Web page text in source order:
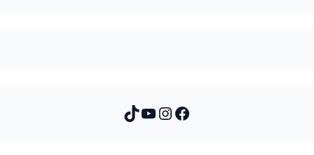
TikTok
Youtube
Instagram
Facebook